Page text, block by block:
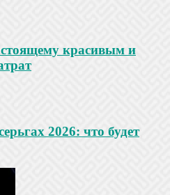
красивым и
2026: что будет